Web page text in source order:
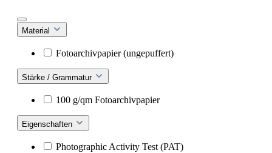
Material
Fotoarchivpapier (ungepuffert)
Stärke / Grammatur
100 g/qm Fotoarchivpapier
Eigenschaften
Photographic Activity Test (PAT)